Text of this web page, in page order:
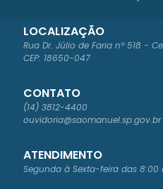
LOCALIZAÇÃO
Rua Dr. Júlio de Faria nº 518 -
CEP: 18650-047
CONTATO
(14) 3812-4400
ouvidoria@saomanuel.sp.gov.br
ATENDIMENTO
Segunda à Sexta-feira das 8:00